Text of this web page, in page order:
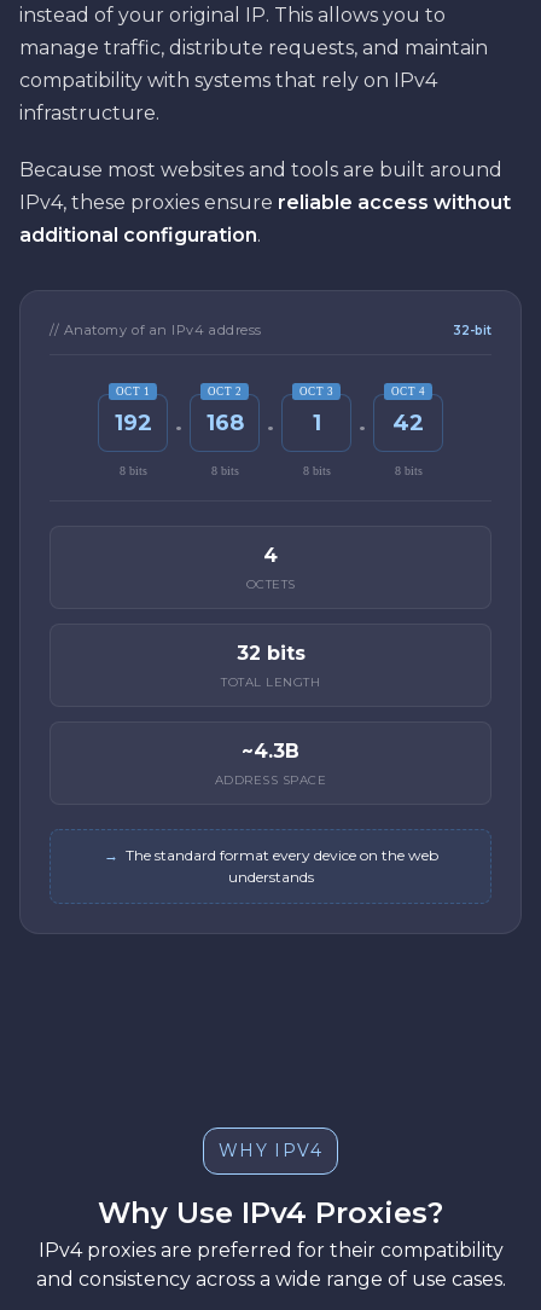
instead of your original IP. This allows you to
manage traffic, distribute requests, and maintain
compatibility with systems that rely on IPv4
infrastructure.
Because most websites and tools are built around
IPv4, these proxies ensure reliable access without
additional configuration.
// Anatomy of an IPv4 address 32-bit
OCT 1
192
8 bits
.
OCT 2
168
8 bits
.
OCT 3
1
8 bits
.
OCT 4
42
8 bits
4
OCTETS
32 bits
TOTAL LENGTH
~4.3B
ADDRESS SPACE
→ The standard format every device on the web
understands
WHY IPV4
Why Use IPv4 Proxies?
IPv4 proxies are preferred for their compatibility
and consistency across a wide range of use cases.